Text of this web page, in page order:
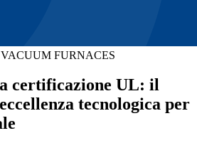
FURNACES
certificazione UL: il
tecnologica per